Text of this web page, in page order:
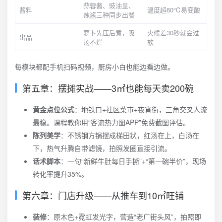
酱料
蒜蓉酱、豉油皇、
辣酱三种同步出餐
温度超60℃易变酸
出品
萝卜先压后煮，吸
汤不烂
火候差30秒就会过
软
每模块都配手机扫码视频，厨房小白也能边看边做。
第五章：摆摊实战——3㎡也能每天卖200碗
黄金点位公式：地铁口+社区菜市+夜宵街，三角交叉人流
最稳。课程教你用“客流热力图APP”免费截图评估。
陈列美学：不锈钢方锅摆成梯田状，红汤在上，白汤在
下，热气升腾自带滤镜，拍照发圈直接引流。
话术脚本：一句“新鲜牛肚每日手撕”+“第一碗半价”，现场
转化率提升35%。
第六章：门店升级——从推车到10㎡旺铺
装修：原木色+霓虹发光字，营造“老广街头风”，拍照即